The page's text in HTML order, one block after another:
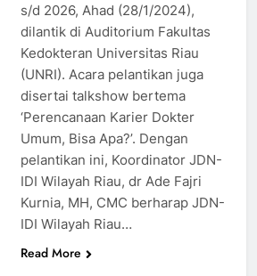
s/d 2026, Ahad (28/1/2024),
dilantik di Auditorium Fakultas
Kedokteran Universitas Riau
(UNRI). Acara pelantikan juga
disertai talkshow bertema
‘Perencanaan Karier Dokter
Umum, Bisa Apa?’. Dengan
pelantikan ini, Koordinator JDN-
IDI Wilayah Riau, dr Ade Fajri
Kurnia, MH, CMC berharap JDN-
IDI Wilayah Riau…
Read More